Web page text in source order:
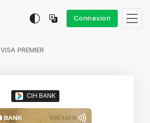
Connexion
VISA PREMIER
CIH BANK